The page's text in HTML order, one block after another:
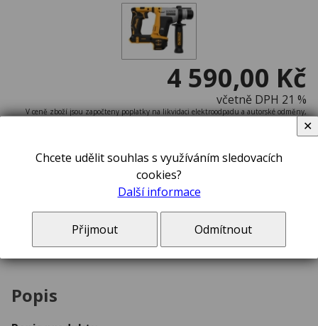
4 590,00 Kč
včetně DPH 21 %
V ceně zboží jsou započteny poplatky na likvidaci elektroodpadu a autorské odměny,
pokud se na toto zboží vztahují.
DeWALT DCH172NT aku vrtací kladivo 18V
Popis
Chcete udělit souhlas s využíváním sledovacích
cookies?
Další informace
Přijmout Odmítnout
✕